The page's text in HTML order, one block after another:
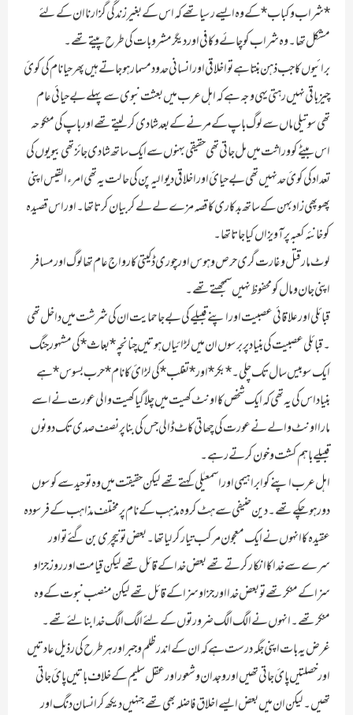
*شراب و کباب* کے وہ ایسے رسیا تھے کہ اس کے بغیر زندگی گزارنا ان کے لئے
مشکل تھا۔ وہ شراب کو چائے و کافی اور دیگر مشروبات کی طرح پیتے تھے ۔
برائیوں کا جب ذہن بنتا ہے تو اخلاقی اور انسانی حدود مسمار ہوجاتے ہیں پھر حیا نام کی کوئ
چیز باقی نہیں رہتی یہی وجہ ہے کہ اہل عرب میں بعثت نبوی سے پہلے بے حیائی عام
تھی سوتیلی ماں سے لوگ باپ کے مرنے کے بعد شادی کرلیتے تھے اور باپ کی منکوحہ
اس بیٹے کو وراثت میں مل جاتی تھی حقیقی بہنوں سے ایک ساتھ شادی جائز تھی بیویوں کی
تعداد کی کوئ حد نہیں تھی بے حیائ اور اخلاقی دیوالیہ پن کی حالت یہ تھی امرء القیس اپنی
پھوپھی زاد بہن کے ساتھ بدکاری کا قصہ مزے لے لے کر بیان کرتا تھا ۔ اور اس قصیدہ
کو خانئہ کعبہ پر آویزاں کیا جاتا تھا ۔
لوٹ مار قتل و غارت گری حرص و ہوس اور چوری ڈکیتی کا رواج عام تھا لوگ اور مسافر
اپنی جان و مال کو محفوظ نہیں سمجھتے تھے ۔
قبائلی اور علاقائی عصبیت اور اپنے قبیلے کی بے جا حمایت ان کی شرشت میں داخل تھی
۔ قبائلی عصبیت کی بنیاد پر برسوں ان میں لڑائیاں ہوتیں چنانچہ *بعاث* کی مشہور جنگ
ایک سو بیس سال تک چلی ۔ *بکر* اور *تغلب* کی لڑائ کا نام *حرب بسوس* ہے
بنیاد اس کی یہ تھی کہ ایک شخص کا اونٹ کھیت میں چلا گیا کھیت والی عورت نے اسے
مارا اونٹ والے نے عورت کی چھاتی کاٹ ڈالی جس کی بنا پر نصف صدی تک دونوں
قبیلے باہم کشت و خون کرتے رہے ۔
اہل عرب اپنے کو ابراہیمی اور اسمعیٰلی کہتے تھے لیکن حقیقت میں وہ توحید سے کوسوں
دور ہوچکے تھے ۔ دین حنیفی سے ہٹ کر وہ مذہب کے نام پر مختلف مذاہب کے فرسودہ
عقیدہ کا انہوں نے ایک معجون مرکب تیار کرلیا تھا ۔ بعض تو نیچری بن گئے تو اور
سرے سے خدا کا انکار کرتے تھے بعض خدا کے قائل تھے لیکن قیامت اور روز جزا و
سزا کے منکر تھے تو بعض خدا اور جزا و سزا کے قائل تھے لیکن منصب نبوت کے وہ
منکر تھے ۔ انہوں نے الگ الگ ضرورتوں کے لئے الگ الگ خدا بنا لئے تھے ۔
غرض یہ بات اپنی جگہ درست ہے کہ ان کے اندر ظلم و جبر اور ہر طرح کی رذیل عادتیں
اور خصلتیں پائ جاتی تھیں اور وجدان و شعور اور عقل سلیم کے خلاف باتیں پائ جاتی
تھیں ۔ لیکن ان میں بعض ایسے اخلاق فاضلہ بھی تھے جنہیں دیکھ کر انسان دنگ اور